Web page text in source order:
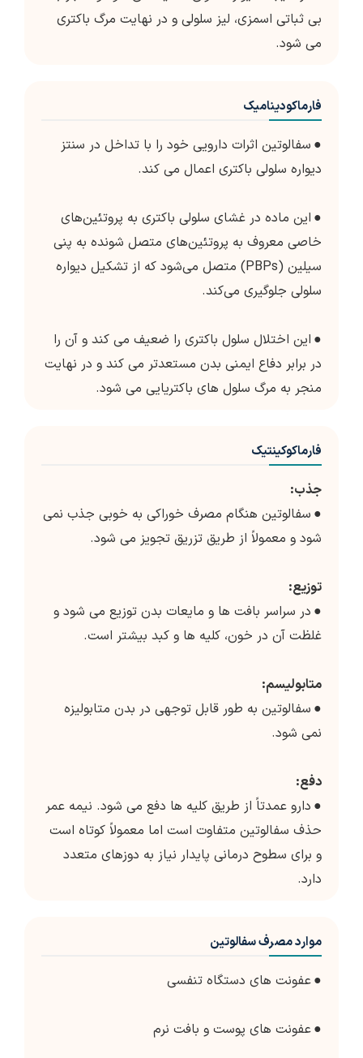
بی ثباتی اسمزی، لیز سلولی و در نهایت مرگ باکتری
می شود.
فارماکودینامیک
● سفالوتین اثرات دارویی خود را با تداخل در سنتز
دیواره سلولی باکتری اعمال می کند.
● این ماده در غشای سلولی باکتری به پروتئین‌های
خاصی معروف به پروتئین‌های متصل شونده به پنی
سیلین (PBPs) متصل می‌شود که از تشکیل دیواره
سلولی جلوگیری می‌کند.
● این اختلال سلول باکتری را ضعیف می کند و آن را
در برابر دفاع ایمنی بدن مستعدتر می کند و در نهایت
منجر به مرگ سلول های باکتریایی می شود.
فارماکوکینتیک
جذب:
● سفالوتین هنگام مصرف خوراکی به خوبی جذب نمی
شود و معمولاً از طریق تزریق تجویز می شود.
توزیع:
● در سراسر بافت ها و مایعات بدن توزیع می شود و
غلظت آن در خون، کلیه ها و کبد بیشتر است.
متابولیسم:
● سفالوتین به طور قابل توجهی در بدن متابولیزه
نمی شود.
دفع:
● دارو عمدتاً از طریق کلیه ها دفع می شود. نیمه عمر
حذف سفالوتین متفاوت است اما معمولاً کوتاه است
و برای سطوح درمانی پایدار نیاز به دوزهای متعدد
دارد.
موارد مصرف سفالوتین
●عفونت های دستگاه تنفسی
●عفونت های پوست و بافت نرم